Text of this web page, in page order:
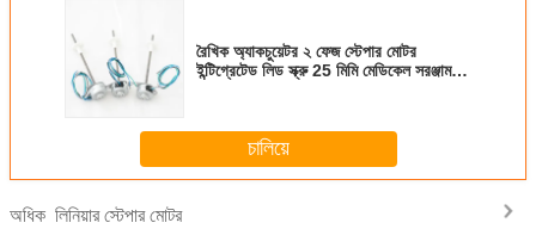
রৈখিক অ্যাকচুয়েটর ২ ফেজ স্টেপার মোটর
ইন্টিগ্রেটেড লিড স্ক্রু 25 মিমি মেডিকেল সরঞ্জাম
চালিয়ে
অধিক লিনিয়ার স্টেপার মোটর